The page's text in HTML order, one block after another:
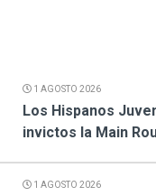
1 AGOSTO 2026
Los Hispanos
invictos la Main
1 AGOSTO 2026